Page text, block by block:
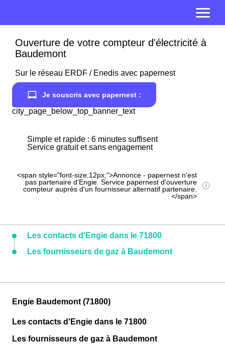
Ouverture de votre compteur d'électricité à
Baudemont
Sur le réseau ERDF / Enedis avec papernest
Je souscris avec papernest :
city_page_below_top_banner_text
Simple et rapide : 6 minutes suffisent
Service gratuit et sans engagement
<span style="font-size:12px;">Annonce - papernest n'est
pas partenaire d'Engie. Service papernest d'ouverture
compteur auprès d'un fournisseur alternatif partenaire.
</span>
Les contacts d'Engie dans le 71800
Les fournisseurs de gaz à Baudemont
Engie Baudemont (71800)
Les contacts d'Engie dans le 71800
Les fournisseurs de gaz à Baudemont